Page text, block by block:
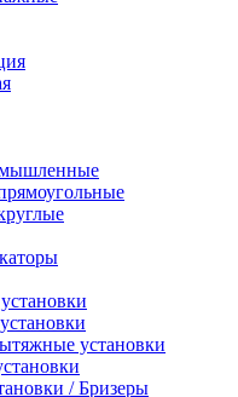
установки
/ Бризеры